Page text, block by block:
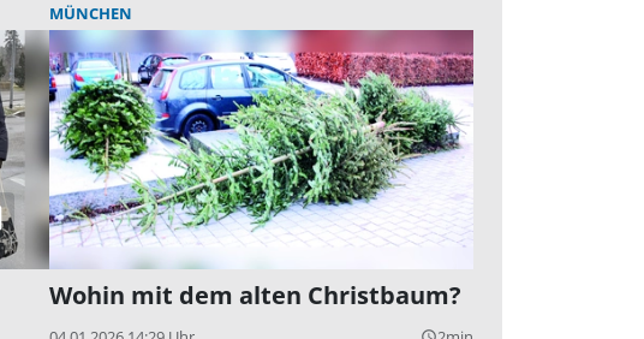
MÜNCHEN
Wohin mit dem alten Christbaum?